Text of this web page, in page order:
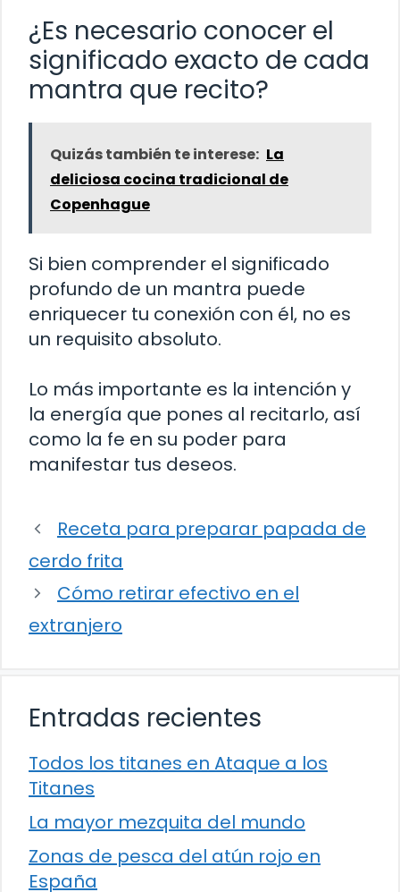
¿Es necesario conocer el
significado exacto de cada
mantra que recito?
Quizás también te interese: La
deliciosa cocina tradicional de
Copenhague
Si bien comprender el significado
profundo de un mantra puede
enriquecer tu conexión con él, no es
un requisito absoluto.
Lo más importante es la intención y
la energía que pones al recitarlo, así
como la fe en su poder para
manifestar tus deseos.
Receta para preparar papada de
cerdo frita
Cómo retirar efectivo en el
extranjero
Entradas recientes
Todos los titanes en Ataque a los
Titanes
La mayor mezquita del mundo
Zonas de pesca del atún rojo en
España